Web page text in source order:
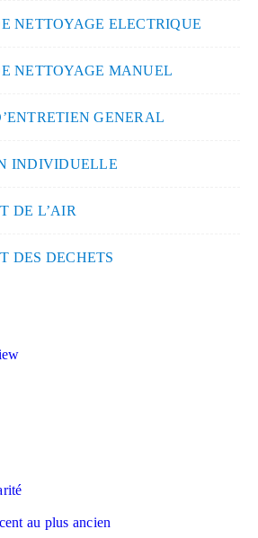
NETTOYAGE ELECTRIQUE
NETTOYAGE MANUEL
GENERAL
INDIVIDUELLE
DE L’AIR
DES DECHETS
au plus ancien